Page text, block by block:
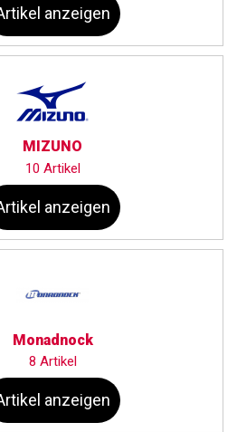
anzeigen
MIZUNO
10 Artikel
anzeigen
Monadnock
8 Artikel
anzeigen